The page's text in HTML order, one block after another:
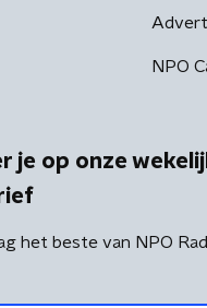
NPO
je op onze
het beste van NPO